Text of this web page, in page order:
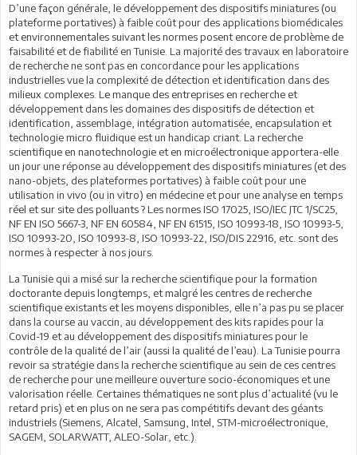
D’une façon générale, le développement des dispositifs miniatures (ou
plateforme portatives) à faible coût pour des applications biomédicales
et environnementales suivant les normes posent encore de problème de
faisabilité et de fiabilité en Tunisie. La majorité des travaux en laboratoire
de recherche ne sont pas en concordance pour les applications
industrielles vue la complexité de détection et identification dans des
milieux complexes. Le manque des entreprises en recherche et
développement dans les domaines des dispositifs de détection et
identification, assemblage, intégration automatisée, encapsulation et
technologie micro fluidique est un handicap criant. La recherche
scientifique en nanotechnologie et en microélectronique apportera-elle
un jour une réponse au développement des dispositifs miniatures (et des
nano-objets, des plateformes portatives) à faible coût pour une
utilisation in vivo (ou in vitro) en médecine et pour une analyse en temps
réel et sur site des polluants ? Les normes ISO 17025, ISO/IEC JTC 1/SC25,
NF EN ISO 5667-3, NF EN 60584, NF EN 61515, ISO 10993-18, ISO 10993-5,
ISO 10993-20, ISO 10993-8, ISO 10993-22, ISO/DIS 22916, etc. sont des
normes à respecter à nos jours.
La Tunisie qui a misé sur la recherche scientifique pour la formation
doctorante depuis longtemps, et malgré les centres de recherche
scientifique existants et les moyens disponibles, elle n’a pas pu se placer
dans la course au vaccin, au développement des kits rapides pour la
Covid-19 et au développement des dispositifs miniatures pour le
contrôle de la qualité de l’air (aussi la qualité de l’eau). La Tunisie pourra
revoir sa stratégie dans la recherche scientifique au sein de ces centres
de recherche pour une meilleure ouverture socio-économiques et une
valorisation réelle. Certaines thématiques ne sont plus d’actualité (vu le
retard pris) et en plus on ne sera pas compétitifs devant des géants
industriels (Siemens, Alcatel, Samsung, Intel, STM-microélectronique,
SAGEM, SOLARWATT, ALEO-Solar, etc.).